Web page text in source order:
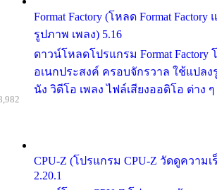
Format Factory (โหลด Format
รูปภาพ เพลง) 5.16
ดาวน์โหลดโปรแกรม Format Factory
อเนกประสงค์ ครอบจักรวาล ใช้แปล
นัง วิดีโอ เพลง ไฟล์เสียงออดิโอ ต่าง ๆ
CPU-Z (โปรแกรม CPU-Z วัดดูความ
2.20.1